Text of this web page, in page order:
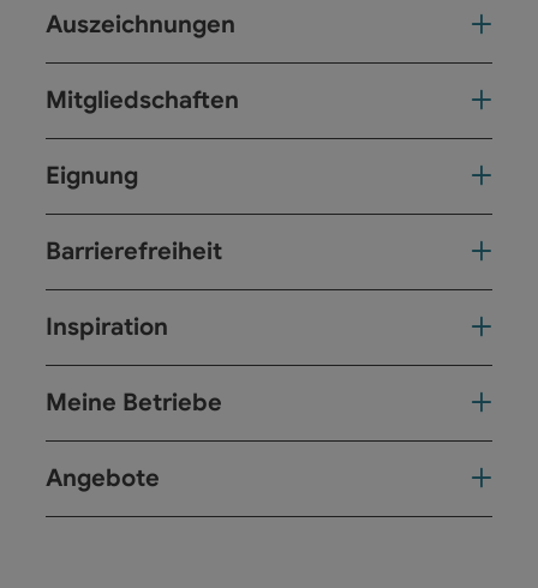
Auszeichnungen
Mitgliedschaften
Eignung
Barrierefreiheit
Inspiration
Meine Betriebe
Angebote